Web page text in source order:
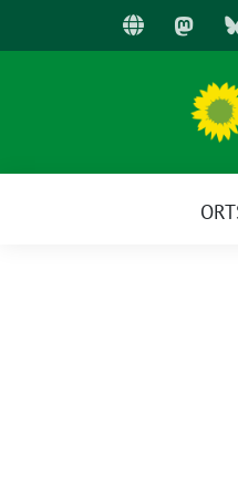
zum